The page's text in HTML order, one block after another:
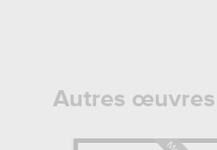
Autres